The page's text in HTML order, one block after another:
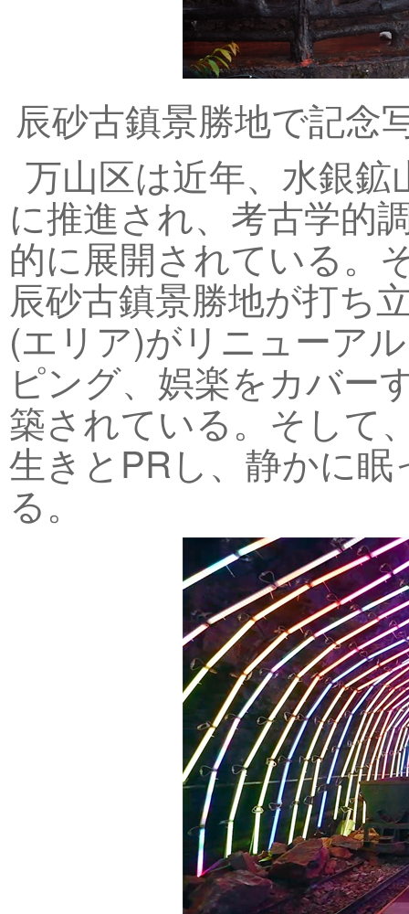
辰砂古鎮景勝地で記念
万山区は近年、水銀
に推進され、考古学的
的に展開されている。
辰砂古鎮景勝地が打ち
(エリア)がリニューア
ピング、娯楽をカバー
築されている。そして
生きとPRし、静かに
る。